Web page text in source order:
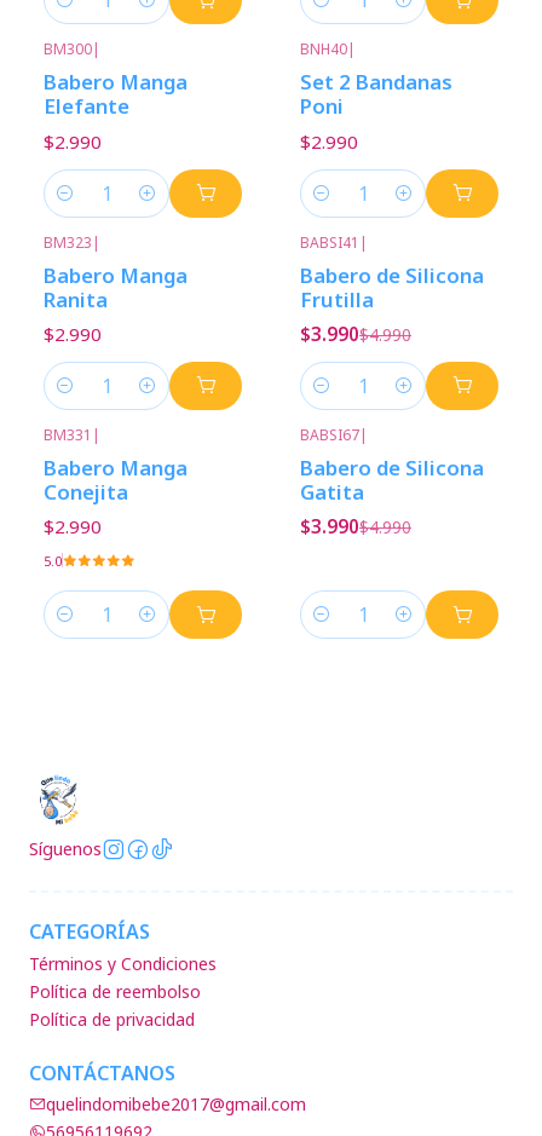
Cantidad Cantidad
BM300|
Babero Manga
Elefante
$2.990
Cantidad
BNH40|
Set 2 Bandanas
Poni
$2.990
Cantidad
BM323 |
Babero Manga
Ranita
$2.990
Cantidad
BABSI41 |
Babero de Silicona
Frutilla
$3.990$4.990
Cantidad
BM331 |
Babero Manga
Conejita
$2.990
5.0
Cantidad
BABSI67|
Babero de Silicona
Gatita
$3.990$4.990
Cantidad
Síguenos
CATEGORÍAS
Términos y Condiciones
Política de reembolso
Política de privacidad
CONTÁCTANOS
quelindomibebe2017@gmail.com